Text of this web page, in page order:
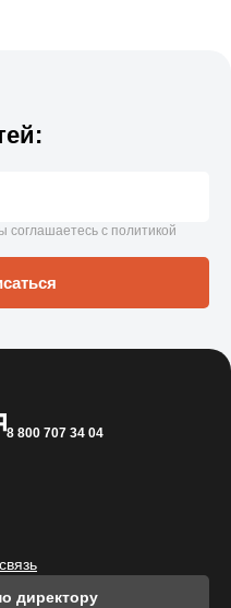
соглашаетесь с политикой
8 800 707 34 04
директору